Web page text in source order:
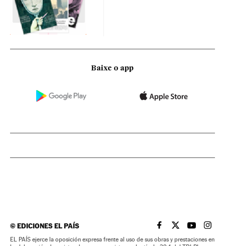
Baixe o app
©EDICIONES EL PAÍS EL PAÍS BRASIL EN
EL PAÍSEL PAÍS
EL
EL PAÍS ejerce la oposición expresa frente al uso de sus obras y prestaciones en